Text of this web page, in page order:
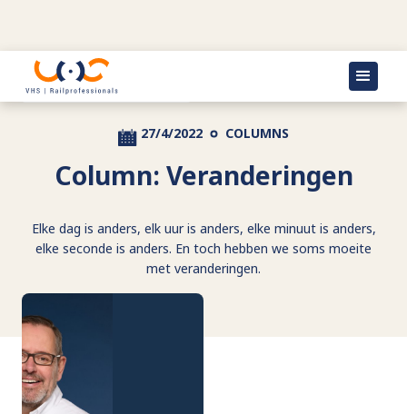
Terug naar actueel
27/4/2022 COLUMNS
Column: Veranderingen
Elke dag is anders, elk uur is anders, elke minuut is anders,
elke seconde is anders. En toch hebben we soms moeite
met veranderingen.